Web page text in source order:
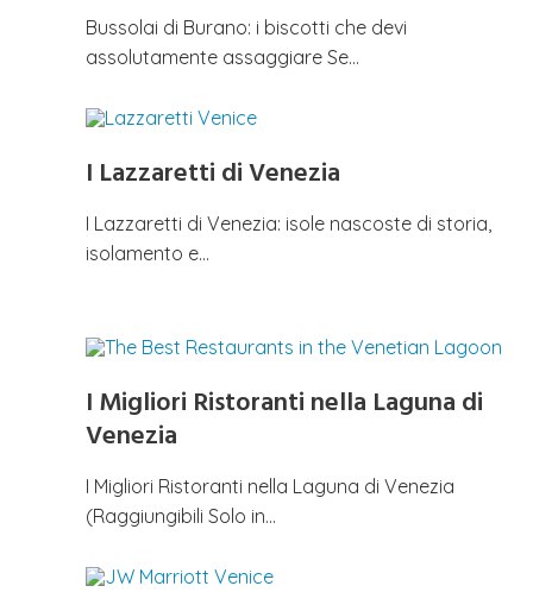
Bussolai di Burano: i biscotti che devi
assolutamente assaggiare Se…
I Lazzaretti di Venezia
I Lazzaretti di Venezia: isole nascoste di storia,
isolamento e…
I Migliori Ristoranti nella Laguna di
Venezia
I Migliori Ristoranti nella Laguna di Venezia
(Raggiungibili Solo in…